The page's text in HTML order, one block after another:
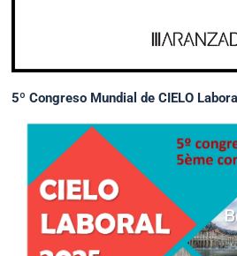
5º Congreso Mundial de CIELO